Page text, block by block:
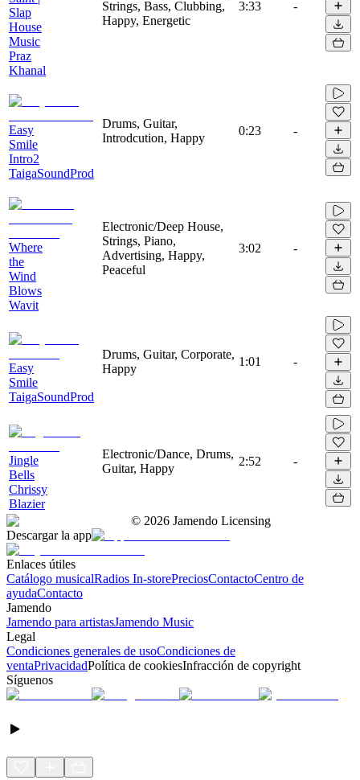
Slap
House
Music
Praz
Khanal
Strings, Bass, Clubbing,
Happy, Energetic
3:33 -
Easy
Smile
Intro2
TaigaSoundProd
Drums, Guitar,
Introdcution, Happy
0:23 -
Where
the
Wind
Blows
Wavit
Electronic/Deep House,
Strings, Piano,
Advertising, Happy,
Peaceful
3:02 -
Easy
Smile
TaigaSoundProd
Drums, Guitar, Corporate,
Happy
1:01 -
Jingle
Bells
Chrissy
Blazier
Electronic/Dance, Drums,
Guitar, Happy
2:52 -
© 2026 Jamendo Licensing
Descargar la app
Enlaces útiles
Catálogo musicalRadios In-storePreciosContactoCentro de
ayudaContacto
Jamendo
Jamendo para artistasJamendo Music
Legal
Condiciones generales de usoCondiciones de
ventaPrivacidadPolítica de cookiesInfracción de copyright
Síguenos